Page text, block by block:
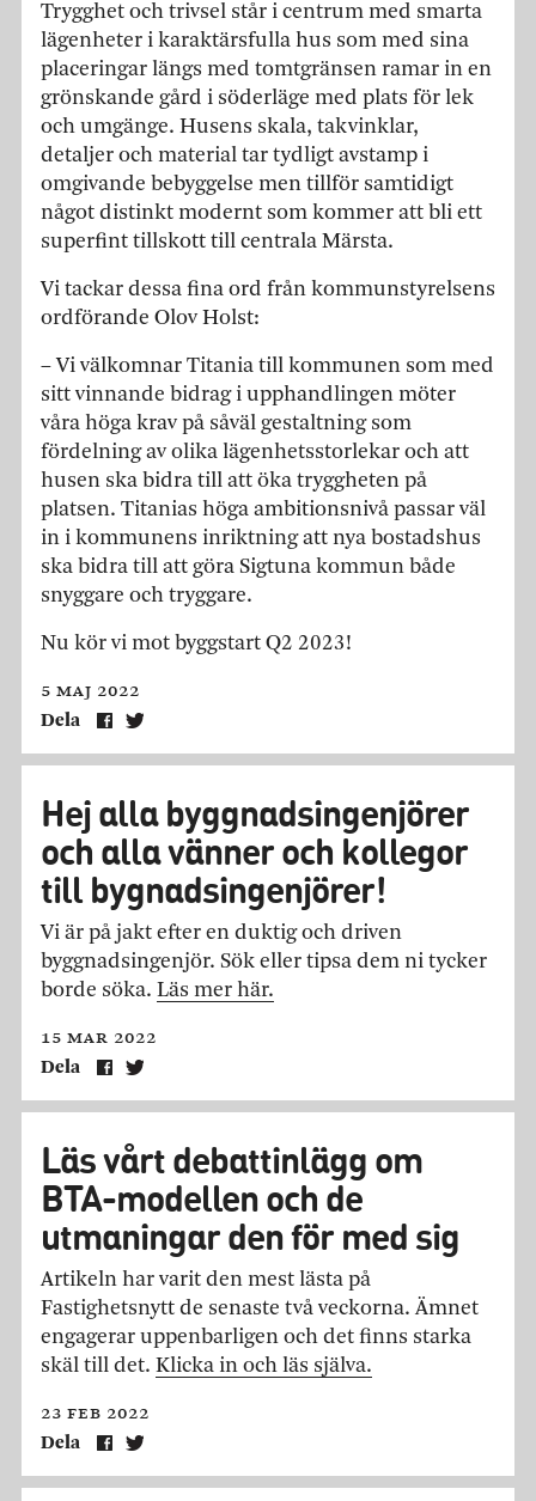
Trygghet och trivsel står i centrum med smarta
lägenheter i karaktärsfulla hus som med sina
placeringar längs med tomtgränsen ramar in en
grönskande gård i söderläge med plats för lek
och umgänge. Husens skala, takvinklar,
detaljer och material tar tydligt avstamp i
omgivande bebyggelse men tillför samtidigt
något distinkt modernt som kommer att bli ett
superfint tillskott till centrala Märsta.
Vi tackar dessa fina ord från kommunstyrelsens
ordförande Olov Holst:
– Vi välkomnar Titania till kommunen som med
sitt vinnande bidrag i upphandlingen möter
våra höga krav på såväl gestaltning som
fördelning av olika lägenhetsstorlekar och att
husen ska bidra till att öka tryggheten på
platsen. Titanias höga ambitionsnivå passar väl
in i kommunens inriktning att nya bostadshus
ska bidra till att göra Sigtuna kommun både
snyggare och tryggare.
Nu kör vi mot byggstart Q2 2023!
5 maj 2022
Dela
Hej alla byggnadsingenjörer
och alla vänner och kollegor
till bygnadsingenjörer!
Vi är på jakt efter en duktig och driven
byggnadsingenjör. Sök eller tipsa dem ni tycker
borde söka. Läs mer här.
15 mar 2022
Dela
Läs vårt debattinlägg om
BTA-modellen och de
utmaningar den för med sig
Artikeln har varit den mest lästa på
Fastighetsnytt de senaste två veckorna. Ämnet
engagerar uppenbarligen och det finns starka
skäl till det. Klicka in och läs själva.
23 feb 2022
Dela